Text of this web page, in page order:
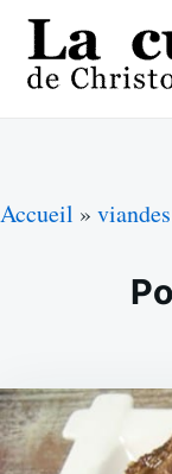
Skip
content
Search
for:
Accueil » viandes